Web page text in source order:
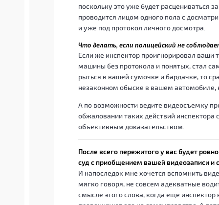
поскольку это уже будет расцениваться
проводится лицом одного пола с
и уже под протокол личного досмотра.
Что делать, если полицейский не
Если же инспектор проигнорировал
машины без протокола и понятых, стал
рыться в вашей сумочке и бардачке, то
незаконном обыске в вашем автомобиле,
А по возможности ведите видеосъемку
обжаловании таких действий
объективным доказательством.
После всего пережитого у вас будет
суд с приобщением вашей видеозаписи и
И напоследок мне хочется вспомнить
мягко говоря, не совсем адекватные
смысле этого слова, когда еще инспектор